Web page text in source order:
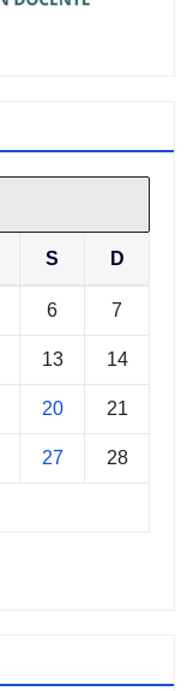
S D
6 7
13 14
20 21
27 28